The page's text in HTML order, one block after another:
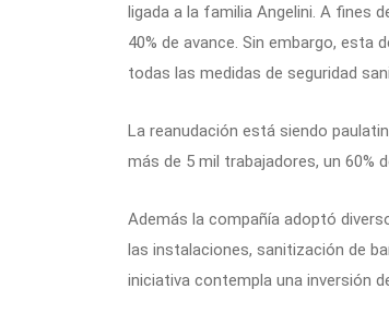
ligada a la familia Angelini. A fines
40% de avance. Sin embargo,
todas las medidas de seguridad
La reanudación está siendo
más de 5 mil trabajadores, un 60%
Además la compañía adoptó
las instalaciones, sanitización de
iniciativa contempla una inversión